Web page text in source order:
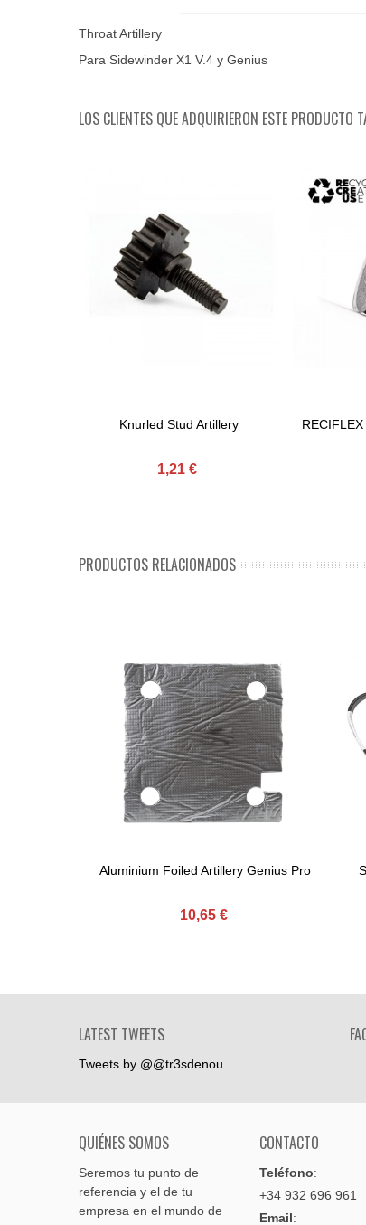
Throat Artillery
Para Sidewinder X1 V.4 y Genius
LOS CLIENTES QUE ADQUIRIERON ESTE PRODUCTO
Comprar
Knurled Stud Artillery
1,21 €
PRODUCTOS RELACIONADOS
Comprar
Aluminium Foiled Artillery Genius Pro
10,65 €
LATEST TWEETS
Tweets by @@tr3sdenou
QUIÉNES SOMOS
Seremos tu punto de
referencia y el de tu
empresa en el mundo de
CONTACTO
Teléfono:
+34 932 696 961
Email: